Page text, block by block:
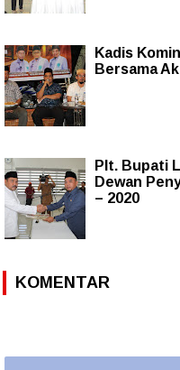
Kadis
Bersama
Plt. Bupati
Dewan
– 2020
KOMENTAR